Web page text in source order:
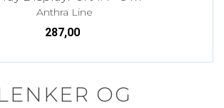
Anthra Line
287,00
OG